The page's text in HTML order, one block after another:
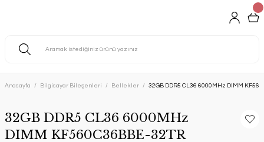
Anasayfa Bilgisayar Bileşenleri Bellekler 32GB DDR5 CL36 6000MHz DIMM
32GB DDR5 CL36 6000MHz
DIMM KF560C36BBE-32TR